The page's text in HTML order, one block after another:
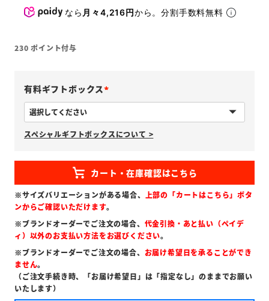
なら 月々4,216円から。分割手数料無料
230 ポイント付与
有料ギフトボックス
必
須
)
スペシャルギフトボックスについて >
※サイズバリエーションがある場合、 上部の「カートはこちら」ボタ
ンからご確認いただけます。
※ブランドオーダーでご注文の場合、 代金引換・あと払い（ペイデ
ィ）以外のお支払い方法をお選びください。
※ブランドオーダーでご注文の場合、 お届け希望日を承ることができ
ません。
（ご注文手続き時、「お届け希望日」は「指定なし」のままでお願い
いたします）